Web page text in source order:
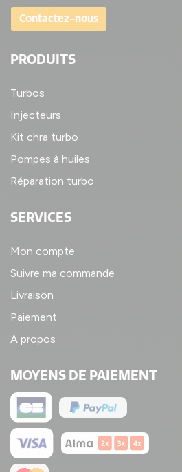
Contactez-nous
PRODUITS
Turbos
Injecteurs
Kit chra turbo
Pompes à huiles
Réparation turbo
SERVICES
Mon compte
Suivre ma commande
Livraison
Paiement
A propos
MOYENS DE PAIEMENT